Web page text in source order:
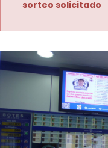
sorteo solicitado